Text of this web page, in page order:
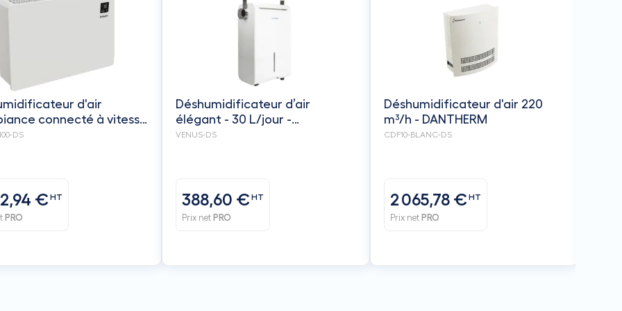
d'air
connecté à vitesse
100L - TEDDINGTON
DS
€HT
PRO
Déshumidificateur d’air
élégant - 30 L/jour -
TEDDINGTON
VENUS-DS
388,60 €HT
Prix net PRO
Déshumidificateur d'air 220
m³/h - DANTHERM
CDF10-BLANC-DS
2 065,78 €HT
Prix net PRO